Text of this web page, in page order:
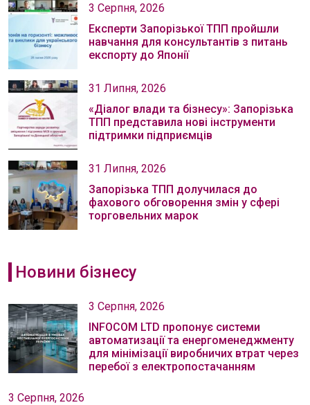
3 Серпня, 2026
Експерти Запорізької ТПП пройшли
навчання для консультантів з питань
експорту до Японії
31 Липня, 2026
«Діалог влади та бізнесу»: Запорізька
ТПП представила нові інструменти
підтримки підприємців
31 Липня, 2026
Запорізька ТПП долучилася до
фахового обговорення змін у сфері
торговельних марок
Новини бізнесу
3 Серпня, 2026
INFOCOM LTD пропонує системи
автоматизації та енергоменеджменту
для мінімізації виробничих втрат через
перебої з електропостачанням
3 Серпня, 2026